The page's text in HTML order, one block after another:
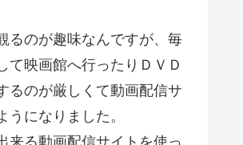
るのが趣味なんですが、毎
て映画館へ行ったりＤＶＤ
るのが厳しくて動画配信サ
うになりました。
来る動画配信サイトを使っ